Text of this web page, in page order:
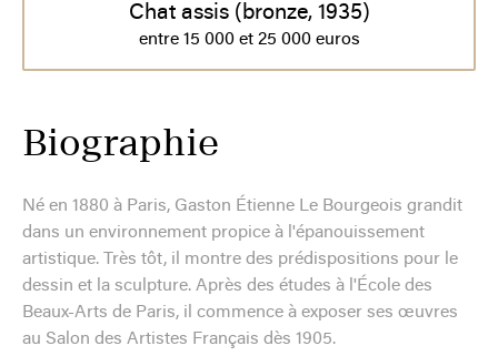
Chat assis (bronze, 1935)
entre 15 000 et 25 000 euros
Biographie
Né en 1880 à Paris, Gaston Étienne Le Bourgeois grandit
dans un environnement propice à l'épanouissement
artistique. Très tôt, il montre des prédispositions pour le
dessin et la sculpture. Après des études à l'École des
Beaux-Arts de Paris, il commence à exposer ses œuvres
au Salon des Artistes Français dès 1905.